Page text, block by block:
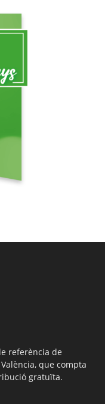
referència de
que compta
gratuïta.